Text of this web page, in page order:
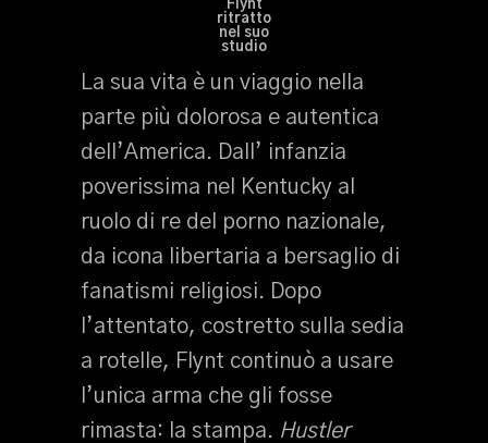
Flynt
ritratto
nel suo
studio
La sua vita è un viaggio nella
parte più dolorosa e autentica
dell’America. Dall’ infanzia
poverissima nel Kentucky al
ruolo di re del porno nazionale,
da icona libertaria a bersaglio di
fanatismi religiosi. Dopo
l’attentato, costretto sulla sedia
a rotelle, Flynt continuò a usare
l’unica arma che gli fosse
rimasta: la stampa. Hustler